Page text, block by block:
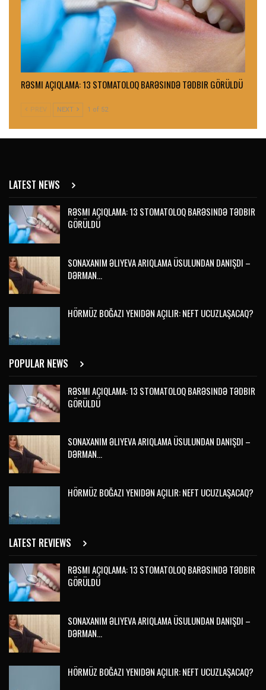
RƏSMI AÇIQLAMA: 13 STOMATOLOQ BARƏSINDƏ TƏDBIR GÖRÜLDÜ
PREV NEXT 1 of 52
LATEST NEWS
RƏSMI AÇIQLAMA: 13 STOMATOLOQ BARƏSINDƏ TƏDBIR
GÖRÜLDÜ
SONAXANIM ƏLIYEVA ARIQLAMA ÜSULUNDAN DANIŞDI –
DƏRMAN…
HÖRMÜZ BOĞAZI YENIDƏN AÇILIR: NEFT UCUZLAŞACAQ?
POPULAR NEWS
RƏSMI AÇIQLAMA: 13 STOMATOLOQ BARƏSINDƏ TƏDBIR
GÖRÜLDÜ
SONAXANIM ƏLIYEVA ARIQLAMA ÜSULUNDAN DANIŞDI –
DƏRMAN…
HÖRMÜZ BOĞAZI YENIDƏN AÇILIR: NEFT UCUZLAŞACAQ?
LATEST REVIEWS
RƏSMI AÇIQLAMA: 13 STOMATOLOQ BARƏSINDƏ TƏDBIR
GÖRÜLDÜ
SONAXANIM ƏLIYEVA ARIQLAMA ÜSULUNDAN DANIŞDI –
DƏRMAN…
HÖRMÜZ BOĞAZI YENIDƏN AÇILIR: NEFT UCUZLAŞACAQ?